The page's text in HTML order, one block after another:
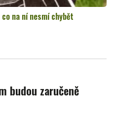
na ní nesmí chybět
budou zaručeně